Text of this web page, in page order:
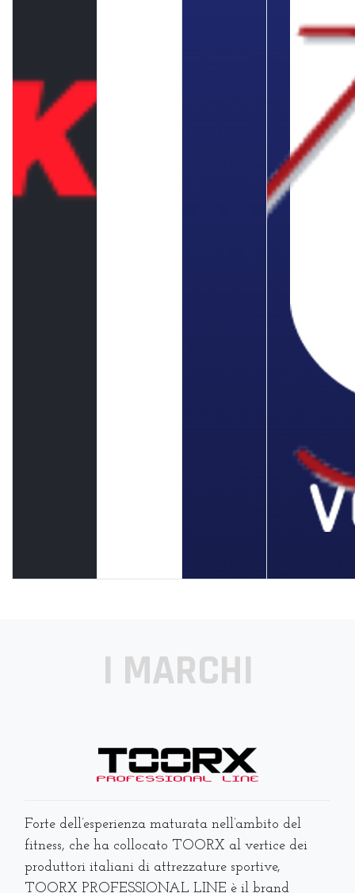
I MARCHI
Forte dell’esperienza maturata nell’ambito del
fitness, che ha collocato TOORX al vertice dei
produttori italiani di attrezzature sportive,
TOORX PROFESSIONAL LINE è il brand